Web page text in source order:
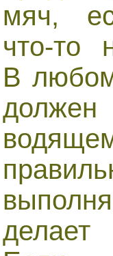
мяч,
что-то
В
должен
делает